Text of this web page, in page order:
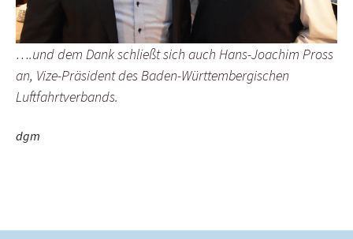
….und dem Dank schließt sich auch Hans-Joachim Pross
an, Vize-Präsident des Baden-Württembergischen
Luftfahrtverbands.
dgm